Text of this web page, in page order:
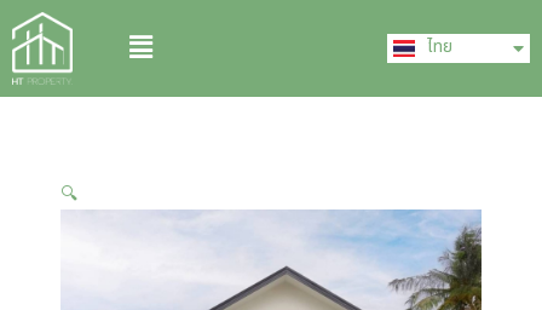
Skip
to
content
Menu ไทย
中文 (中国)
🔍